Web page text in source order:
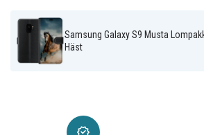
Samsung Galaxy S9 Musta
Häst